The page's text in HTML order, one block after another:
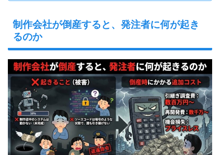
制作会社が倒産すると、発注者に何が起き
るのか